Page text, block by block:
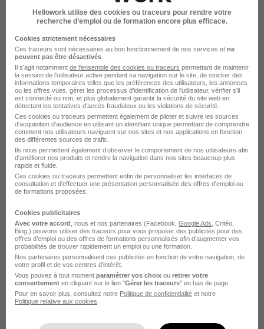
Intérim Montreuil Ingénieur environnement
Parcourir toutes les missions d'intérim de Ingénieur
environnement
Intérim par métiers similaires
Intérim Ingénieur sécurité
Intérim Superviseur sécurité
Intérim Responsable environnement
Intérim Ingénieur en sites et sols pollués
Intérim Ingénieur en traitement des déchets
industriels
Intérim ingénieur déchets
Hellowork utilise des cookies ou traceurs pour rendre votre
recherche d’emploi ou de formation encore plus efficace.
Cookies strictement nécessaires
Ces traceurs sont nécessaires au bon fonctionnement de nos services et ne
peuvent pas être désactivés
Il s'agit notamment de l'ensemble des cookies ou traceurs permettant de maintenir
la session de l'utilisateur active pendant sa navigation sur le site, de stocker des
informations temporaires telles que les préférences des utilisateurs, les annonces
ou les offres vues, gérer les processus d'identification de l'utilisateur, vérifier s'il
est connecté ou non, et plus globalement garantir la sécurité du site web en
détectant les tentatives d'accès frauduleux ou les violations de sécurité.
Ces cookies ou traceurs permettent également de piloter et suivre les sources
d'acquisition d'audience en utilisant un identifiant unique permettant de comprendre
comment nos utilisateurs naviguent sur nos sites et nos applications en fonction
des différentes sources de trafic.
Ils nous permettent également d’observer le comportement de nos utilisateurs afin
d'améliorer nos produits et rendre la navigation dans nos sites beaucoup plus
rapide et fluide.
Ces cookies ou traceurs permettent enfin de personnaliser les interfaces de
consultation et d'effectuer une présentation personnalisée des offres d'emploi ou
de formations proposées.
Cookies publicitaires
Avec votre accord , nous et nos partenaires (Facebook, Google Ads , Critéo,
Bing,) pouvons utiliser des traceurs pour vous proposer des publicités pour des
offres d’emploi ou des offres de formations personnalisés afin d’augmenter vos
probabilités de trouver rapidement un emploi ou une formation.
Nos partenaires personnalisent ces publicités en fonction de votre navigation, de
votre profil et de vos centres d’intérêt.
Vous pouvez à tout moment paramétrer vos choix ou retirer votre
consentement en cliquant sur le lien "Gérer les traceurs" en bas de page.
Pour en savoir plus, consultez notre Politique de confidentialité et notre
Politique relative aux cookies